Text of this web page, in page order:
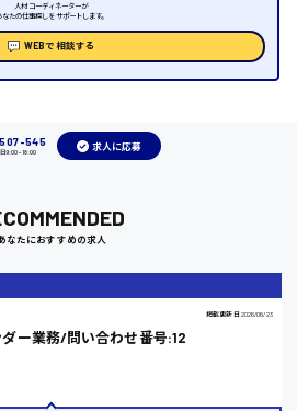
人材コーディネーターが
なたの仕事探しをサポートします。
WEBで相談する
545
9:00 - 18:00
求人に応募
なたにおすすめの求人
掲載更新日 2026/06/23
ー業務/問い合わせ番号:12